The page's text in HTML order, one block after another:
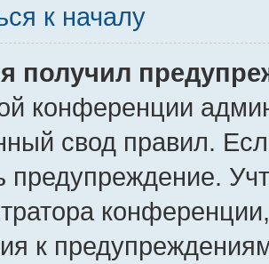
к началу
получил
конференции
свод правил.
предупреждение.
к